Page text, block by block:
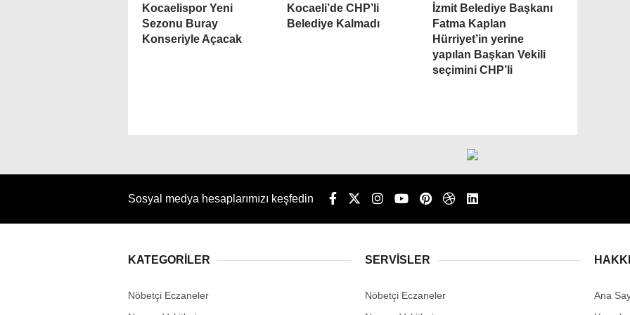
Kocaelispor Yeni
Sezonu Buray
Konseriyle Açacak
Kocaeli’de CHP’li
Belediye Kalmadı
İzmit Belediye Başkanı
Fatma Kaplan
Hürriyet’in yerine
yapılan Başkan Vekili
seçimini CHP’li
Sosyal medya hesaplarımızı keşfedin
KATEGORİLER
Nöbetçi Eczaneler
SERVİSLER
Nöbetçi Eczaneler
Ana